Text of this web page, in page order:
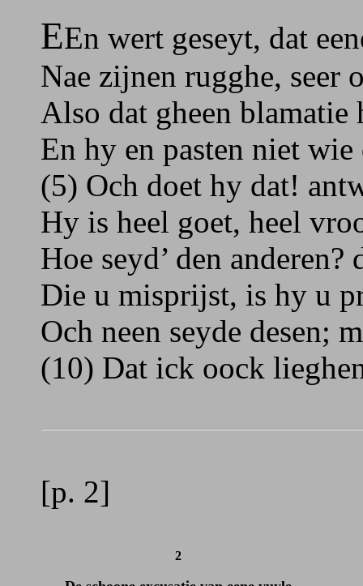
EEn wert geseyt, dat
Nae zijnen rugghe, seer
Also dat gheen blamatie
En hy en pasten niet
(5) Och doet hy dat!
Hy is heel goet, heel
Hoe seyd’ den
Die u misprijst, is hy u
Och neen seyde desen;
(10) Dat ick oock
[p. 2]
2